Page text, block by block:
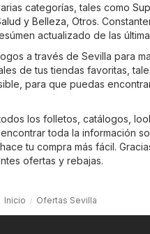
categorías, tales como
y Belleza Otros.
actualizado de las
a través de Sevilla para
de tus tiendas favoritas,
para que puedas
los folletos, catálogos,
toda la información
tu compra más fácil.
ofertas y rebajas.
Inicio Ofertas Sevilla